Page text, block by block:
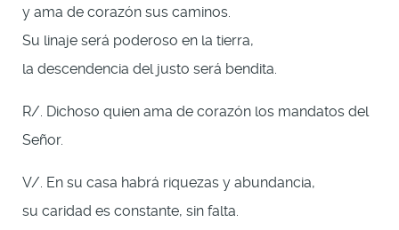
y ama de corazón sus caminos.
Su linaje será poderoso en la tierra,
la descendencia del justo será bendita.
R/. Dichoso quien ama de corazón los mandatos del
Señor.
V/. En su casa habrá riquezas y abundancia,
su caridad es constante, sin falta.